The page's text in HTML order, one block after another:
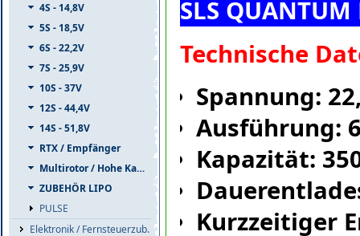
4S - 14,8V
5S - 18,5V
6S - 22,2V
7S - 25,9V
10S - 37V
12S - 44,4V
14S - 51,8V
RTX / Empfänger
Multirotor / Hohe Kapazität
ZUBEHÖR LIPO
PULSE
Elektronik / Fernsteuerzub.
SLS
Technische
Spannung:
Ausführung:
Kapazität:
Kurzzeitiger